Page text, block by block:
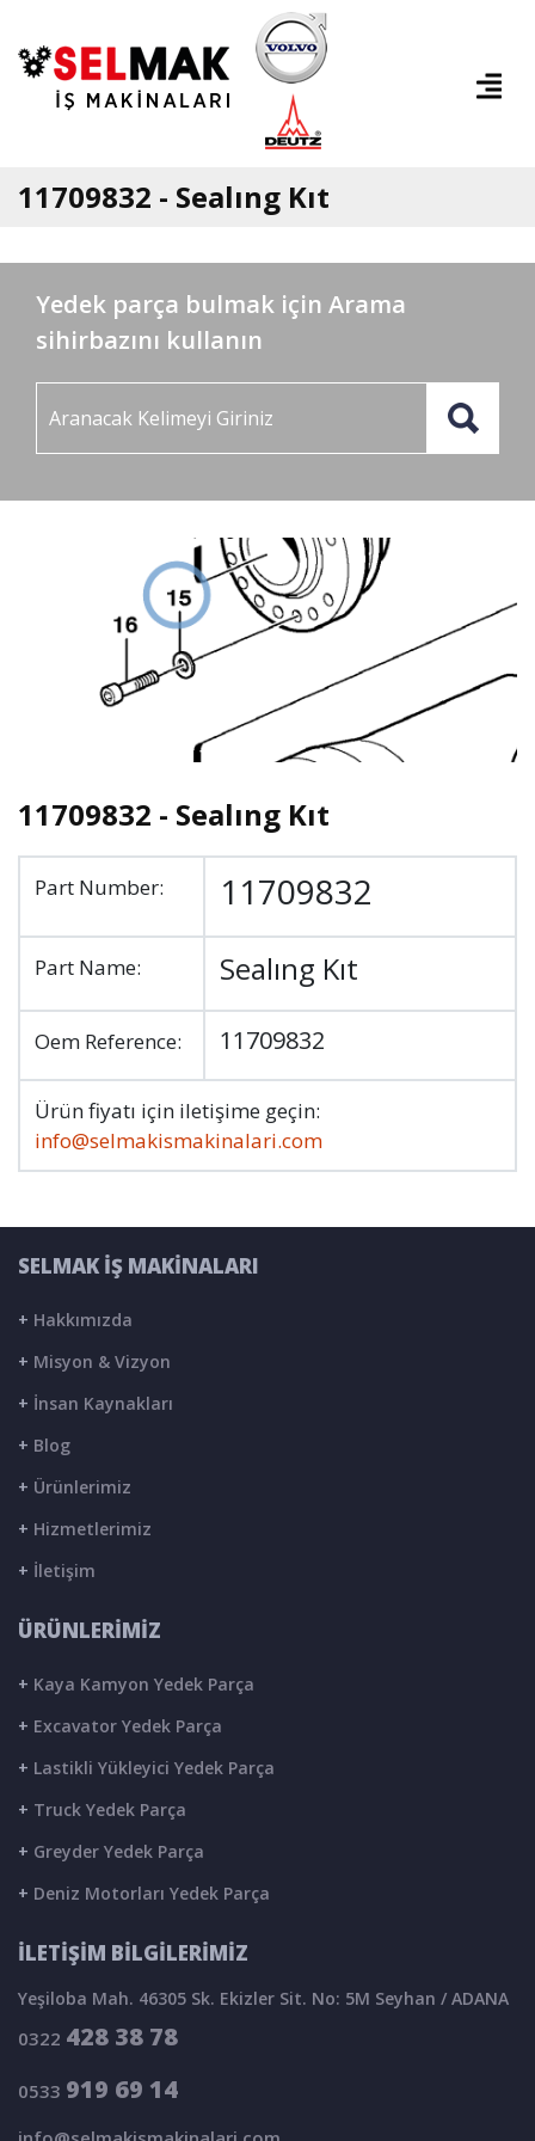
11709832 - Sealıng Kıt
Yedek parça bulmak için Arama
sihirbazını kullanın
11709832 - Sealıng Kıt
Part Number: 11709832
Part Name: Sealıng Kıt
Oem Reference: 11709832
Ürün fiyatı için iletişime geçin:
info@selmakismakinalari.com
SELMAK İŞ MAKİNALARI
+ Hakkımızda
+ Misyon & Vizyon
+ İnsan Kaynakları
+ Blog
+ Ürünlerimiz
+ Hizmetlerimiz
+ İletişim
ÜRÜNLERİMİZ
+ Kaya Kamyon Yedek Parça
+ Excavator Yedek Parça
+ Lastikli Yükleyici Yedek Parça
+ Truck Yedek Parça
+ Greyder Yedek Parça
+ Deniz Motorları Yedek Parça
İLETİŞİM BİLGİLERİMİZ
Yeşiloba Mah. 46305 Sk. Ekizler Sit. No: 5M Seyhan / ADANA
0322 428 38 78
0533 919 69 14